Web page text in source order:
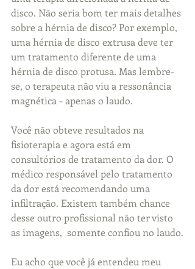
disco. Não seria bom ter mais detalhes
sobre a hérnia de disco? Por exemplo,
uma hérnia de disco extrusa deve ter
um tratamento diferente de uma
hérnia de disco protusa. Mas lembre-
se, o terapeuta não viu a ressonância
magnética - apenas o laudo.
Você não obteve resultados na
fisioterapia e agora está em
consultórios de tratamento da dor. O
médico responsável pelo tratamento
da dor está recomendando uma
infiltração. Existem também chance
desse outro profissional não ter visto
as imagens,  somente confiou no laudo.
Eu acho que você já entendeu meu